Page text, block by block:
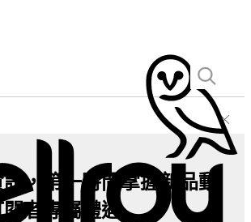
訊，第一時間掌握新品動
者專屬禮遇